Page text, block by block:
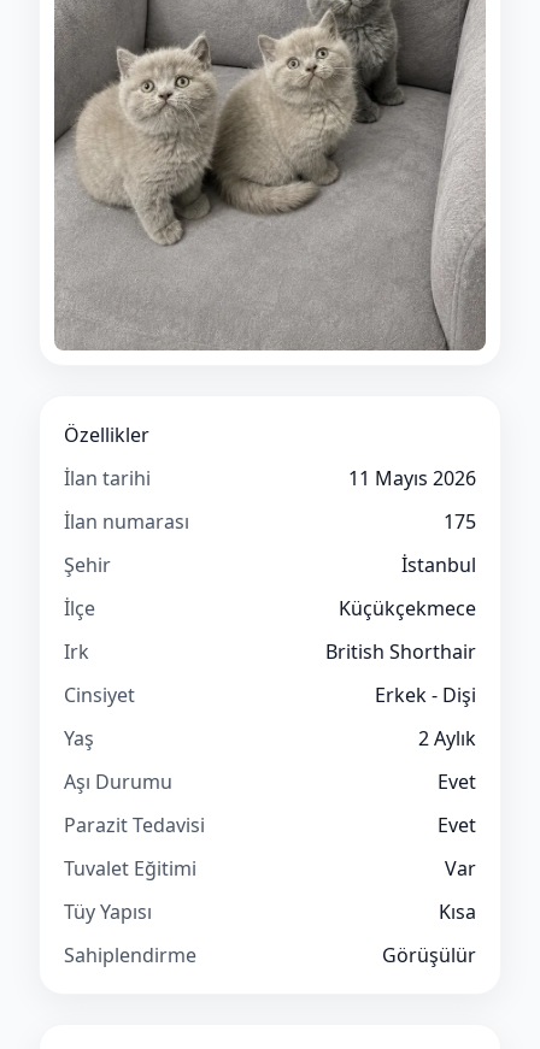
Özellikler
İlan tarihi
11 Mayıs 2026
İlan numarası
175
Şehir
İstanbul
İlçe
Küçükçekmece
Irk
British Shorthair
Cinsiyet
Erkek - Dişi
Yaş
2 Aylık
Aşı Durumu
Evet
Parazit Tedavisi
Evet
Tuvalet Eğitimi
Var
Tüy Yapısı
Kısa
Sahiplendirme
Görüşülür